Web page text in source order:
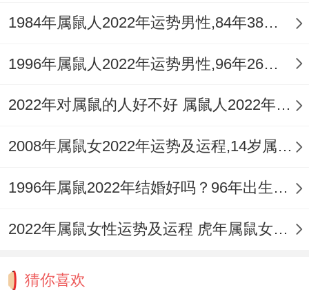
1984年属鼠人2022年运势男性,84年38岁属鼠男2022年每月运程怎么样
1996年属鼠人2022年运势男性,96年26岁属鼠男2022年每月运程怎么样
2022年对属鼠的人好不好 属鼠人2022年运势如何
2008年属鼠女2022年运势及运程,14岁属鼠人2022全年每月运势女性如何
1996年属鼠2022年结婚好吗？96年出生的26岁属鼠的人可以结婚吗？
2022年属鼠女性运势及运程 虎年属鼠女带什么转运
猜你喜欢